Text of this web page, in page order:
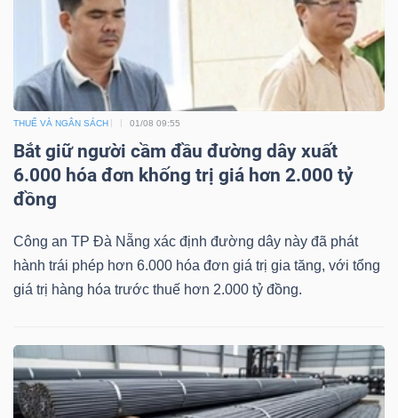
THUẾ VÀ NGÂN SÁCH 01/08 09:55
Bắt giữ người cầm đầu đường dây xuất
6.000 hóa đơn khống trị giá hơn 2.000 tỷ
đồng
Công an TP Đà Nẵng xác định đường dây này đã phát
hành trái phép hơn 6.000 hóa đơn giá trị gia tăng, với tổng
giá trị hàng hóa trước thuế hơn 2.000 tỷ đồng.
Dữ
liệu
tài
chính